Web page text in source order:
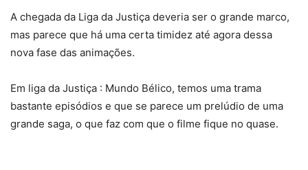
A chegada da Liga da Justiça deveria ser o grande marco,
mas parece que há uma certa timidez até agora dessa
nova fase das animações.
Em liga da Justiça : Mundo Bélico, temos uma trama
bastante episódios e que se parece um prelúdio de uma
grande saga, o que faz com que o filme fique no quase.